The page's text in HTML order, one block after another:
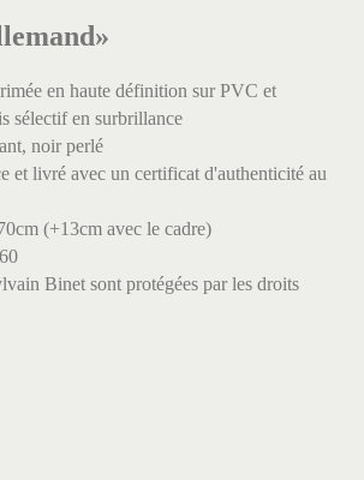
en haute définition sur PVC et
sélectif en surbrillance
noir perlé
et livré avec un certificat d'authenticité au
(+13cm avec le cadre)
Binet sont protégées par les droits